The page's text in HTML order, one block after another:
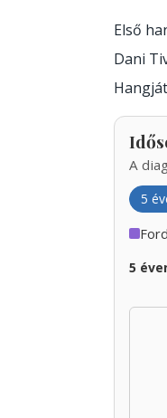
Első
Dani
A
5
5